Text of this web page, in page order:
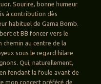
Sourire, bonne humeur
à contribution dès
habituel de Gama Bomb.
et BB foncer vers le
chemin au centre de la
sous le regard hilare
Qui, naturellement,
fendant la foule avant de
mon concert préféré de